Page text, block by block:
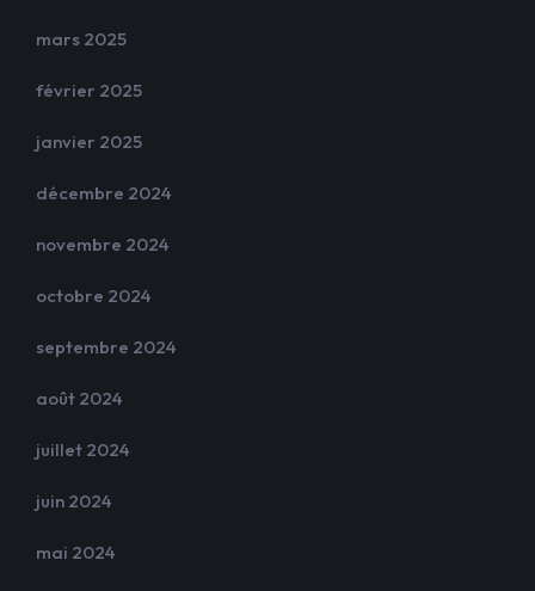
mars 2025
février 2025
janvier 2025
décembre 2024
novembre 2024
octobre 2024
septembre 2024
août 2024
juillet 2024
juin 2024
mai 2024